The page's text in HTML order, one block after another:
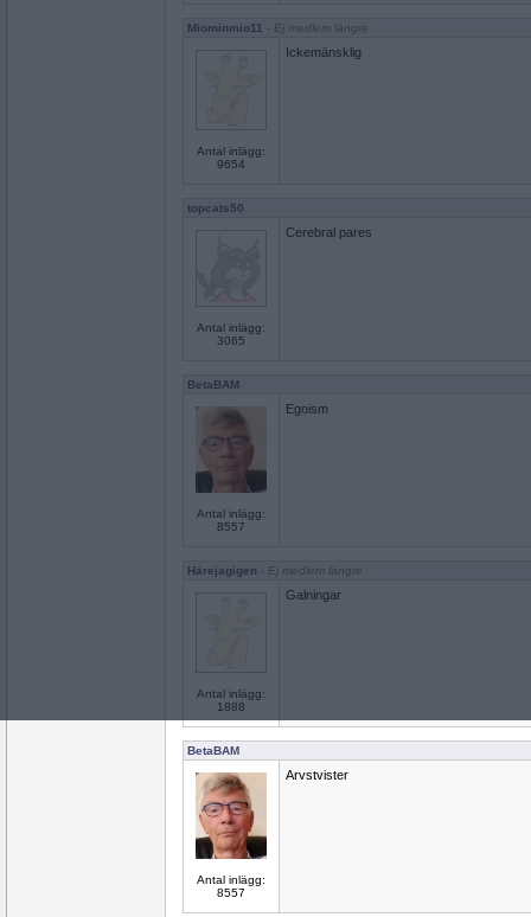
Miominmio11 - Ej medlem längre
Antal inlägg:
9654
Ickemänsklig
topcats50
Antal inlägg:
3065
Cerebral pares
BetaBAM
Antal inlägg:
8557
Egoism
Härejagigen - Ej medlem längre
Antal inlägg:
1888
Galningar
BetaBAM
Antal inlägg:
8557
Arvstvister